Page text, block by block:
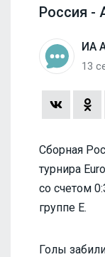
Россия -
ИА
13
Сборная
турнира
со счетом
группе E.
Голы